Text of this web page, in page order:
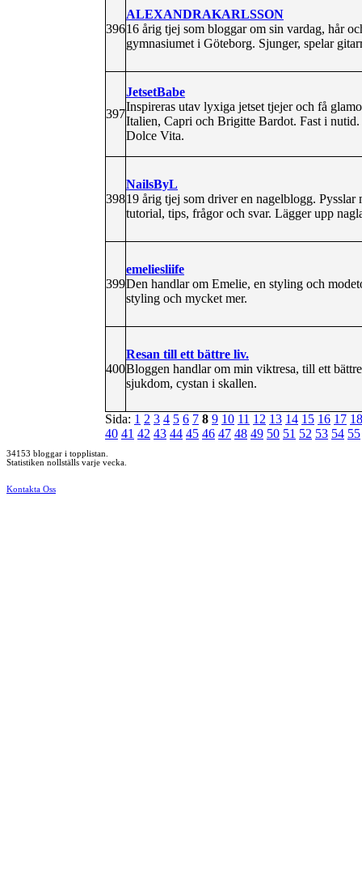
396
ALEXANDRAKARLSSON
16 årig tjej som bloggar om sin vardag, hår
gymnasiumet i Göteborg. Sjunger, spelar
397
JetsetBabe
Inspireras utav lyxiga jetset tjejer och få
Italien, Capri och Brigitte Bardot. Fast i
Dolce Vita.
398
NailsByL
19 årig tjej som driver en nagelblogg.
tutorial, tips, frågor och svar. Lägger upp
399
emeliesliife
Den handlar om Emelie, en styling och
styling och mycket mer.
400
Resan till ett bättre liv.
Bloggen handlar om min viktresa, till ett
sjukdom, cystan i skallen.
Sida: 1 2 3 4 5 6 7 8 9 10 11 12 13 14 15 16 17 18
40 41 42 43 44 45 46 47 48 49 50 51 52 53 54 55
34153 bloggar i topplistan.
Statistiken nollställs varje vecka.
Kontakta Oss